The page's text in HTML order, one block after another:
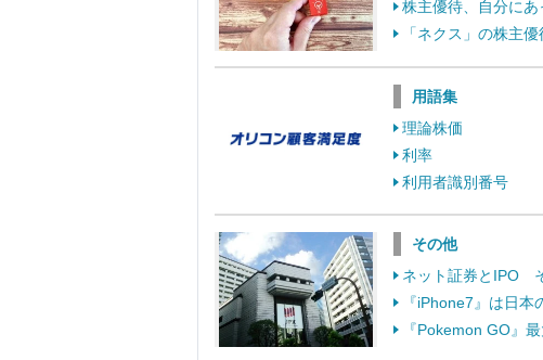
株主優待、自分に
「ネクス」の株主
用語集
理論株価
利率
利用者識別番号
その他
ネット証券とIPO
『iPhone7』は日
『Pokemon GO』